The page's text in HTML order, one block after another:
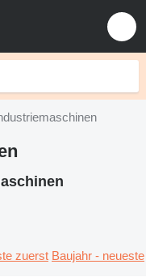
zuerst Baujahr - neueste